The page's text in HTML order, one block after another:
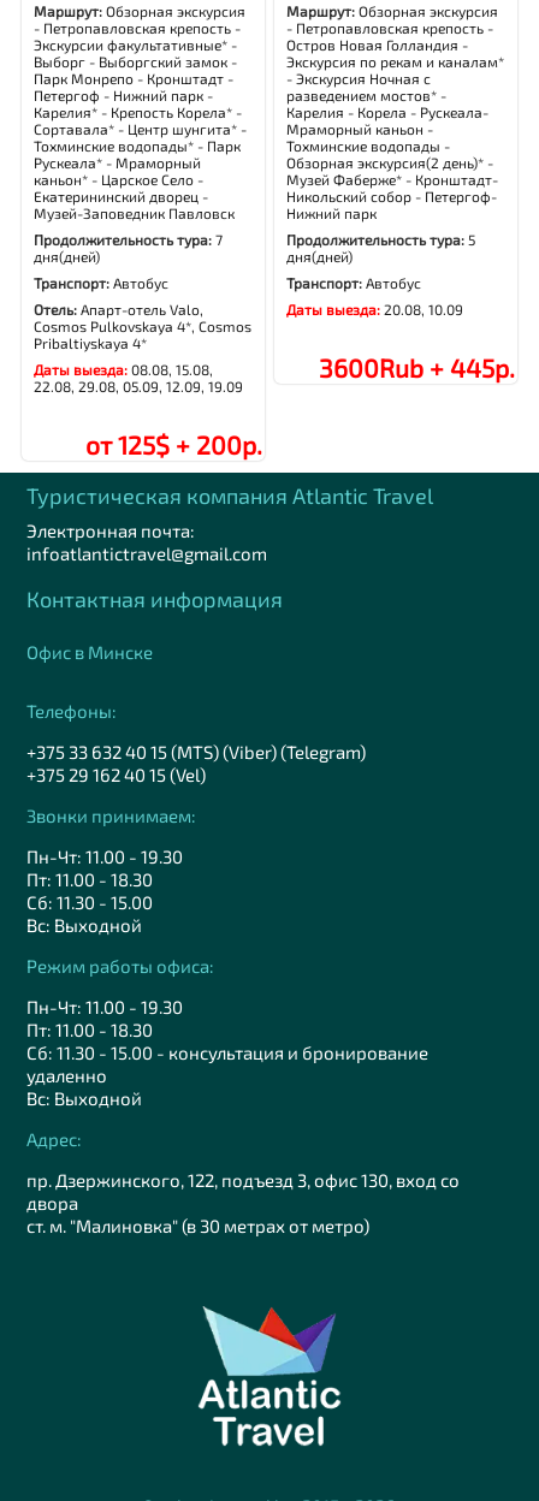
Маршрут:Обзорная экскурсия
- Петропавловская крепость -
Экскурсии факультативные* -
Выборг - Выборгский замок -
Парк Монрепо - Кронштадт -
Петергоф - Нижний парк -
Карелия* - Крепость Корела* -
Сортавала* - Центр шунгита* -
Тохминские водопады* - Парк
Рускеала* - Мраморный
каньон* - Царское Село -
Екатерининский дворец -
Музей-Заповедник Павловск
Продолжительность тура:7
дня(дней)
Транспорт: Автобус
Отель: Апарт-отель Valo,
Cosmos Pulkovskaya 4*, Cosmos
Pribaltiyskaya 4*
Даты выезда:08.08, 15.08,
22.08, 29.08, 05.09, 12.09, 19.09
от 125$ + 200р.
Маршрут:Обзорная экскурсия
- Петропавловская крепость -
Остров Новая Голландия -
Экскурсия по рекам и каналам*
- Экскурсия Ночная с
разведением мостов* -
Карелия - Корела - Рускеала-
Мраморный каньон -
Тохминские водопады -
Обзорная экскурсия(2 день)* -
Музей Фаберже* - Кронштадт-
Никольский собор - Петергоф-
Нижний парк
Продолжительность тура: 5
дня(дней)
Транспорт: Автобус
Даты выезда:20.08, 10.09
3600Rub + 445р.
Туристическая компания Аtlantic Travel
Электронная почта:
infoatlantictravel@gmail.com
Контактная информация
Офис в Минске
Телефоны:
+375 33 632 40 15 (MTS) (Viber) (Telegram)
+375 29 162 40 15 (Vel)
Звонки принимаем:
Пн-Чт: 11.00 - 19.30
Пт: 11.00 - 18.30
Сб: 11.30 - 15.00
Вс: Выходной
Режим работы офиса:
Пн-Чт: 11.00 - 19.30
Пт: 11.00 - 18.30
Сб: 11.30 - 15.00 - консультация и бронирование
удаленно
Вс: Выходной
Адрес:
пр. Дзержинского, 122, подъезд 3, офис 130, вход со
двора
ст. м. "Малиновка" (в 30 метрах от метро)